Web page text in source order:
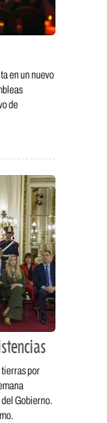
en un nuevo
de
por
Gobierno.